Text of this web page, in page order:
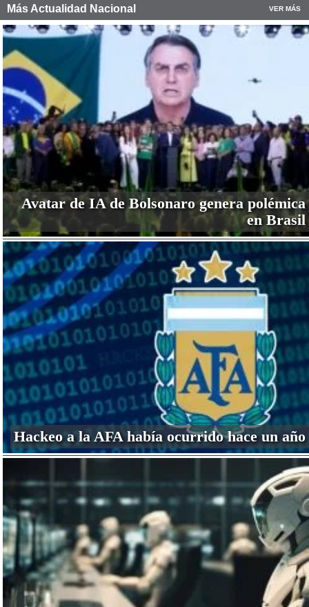
Más Actualidad Nacional VER MÁS
Avatar de IA de Bolsonaro genera polémica
en Brasil
Hackeo a la AFA había ocurrido hace un año